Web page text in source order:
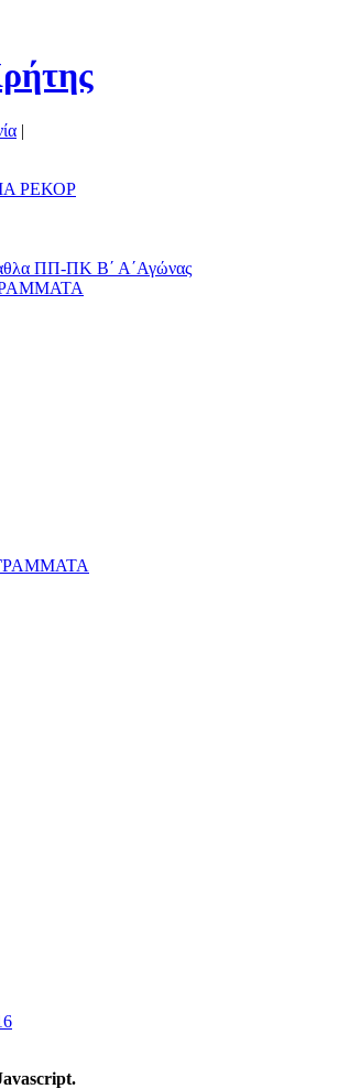
|
ΡΕΚΟΡ
ΠΠ-ΠΚ Β΄ Α΄Αγώνας